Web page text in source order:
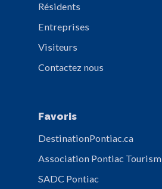
Résidents
Entreprises
Visiteurs
Contactez nous
Favoris
DestinationPontiac.ca
Association Pontiac Tourism
SADC Pontiac